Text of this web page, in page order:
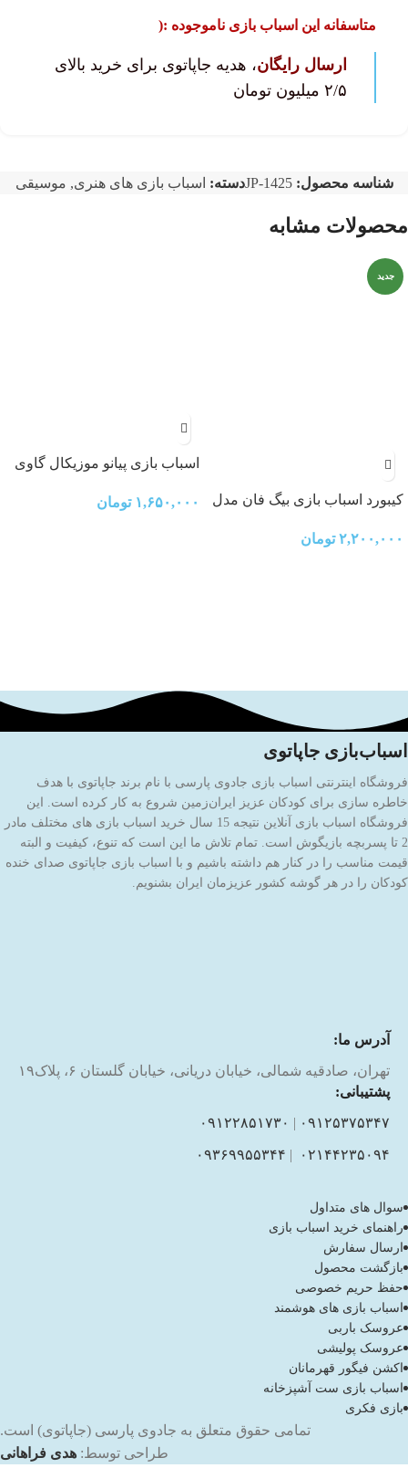
متاسفانه این اسباب بازی ناموجوده :(
ارسال رایگان، هدیه جاپاتوی برای خرید بالای
۲/۵ میلیون تومان
شناسه محصول:JP-1425دسته: اسباب بازی های هنری, موسیقی
محصولات مشابه
جدید
کیبورد اسباب بازی بیگ فان مدل
۲,۲۰۰,۰۰۰ تومان
اسباب بازی پیانو موزیکال گاوی
۱,۶۵۰,۰۰۰ تومان
اسباب‌بازی جاپاتوی
فروشگاه اینترنتی اسباب بازی جادوی پارسی با نام برند جاپاتوی با هدف
خاطره سازی برای کودکان عزیز ایران‌زمین شروع به کار کرده است. این
فروشگاه اسباب بازی آنلاین نتیجه 15 سال خرید اسباب بازی های مختلف مادر
2 تا پسربچه بازیگوش است. تمام تلاش ما این است که تنوع، کیفیت و البته
قیمت مناسب را در کنار هم داشته باشیم و با اسباب بازی جاپاتوی صدای خنده
کودکان را در هر گوشه کشور عزیزمان ایران بشنویم.
آدرس ما:
تهران، صادقیه شمالی، خیابان دریانی، خیابان گلستان ۶، پلاک۱۹
پشتیبانی:
۰۹۱۲۵۳۷۵۳۴۷ | ۰۹۱۲۲۸۵۱۷۳۰
۰۲۱۴۴۲۳۵۰۹۴ | ۰۹۳۶۹۹۵۵۳۴۴
سوال های متداول
راهنمای خرید اسباب بازی
ارسال سفارش
بازگشت محصول
حفظ حریم خصوصی
اسباب بازی های هوشمند
عروسک باربی
عروسک پولیشی
اکشن فیگور قهرمانان
اسباب بازی ست آشپزخانه
بازی فکری
تمامی حقوق متعلق به جادوی پارسی (جاپاتوی) است.
طراحی توسط: هدی فراهانی